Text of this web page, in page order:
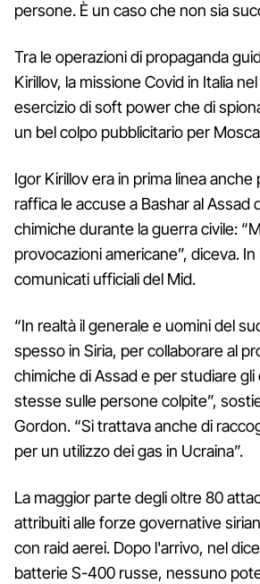
persone. È un caso che non sia
Tra le operazioni di propaganda
Kirillov, la missione Covid in Italia
esercizio di soft power che di
un bel colpo pubblicitario per
Igor Kirillov era in prima linea
raffica le accuse a Bashar al Assad
chimiche durante la guerra civile:
provocazioni americane”, diceva. In
comunicati ufficiali del Mid.
“In realtà il generale e uomini del
spesso in Siria, per collaborare al
chimiche di Assad e per studiare
stesse sulle persone colpite”,
Gordon. “Si trattava anche di
per un utilizzo dei gas in Ucraina”.
La maggior parte degli oltre 80
attribuiti alle forze governative
con raid aerei. Dopo l'arrivo, nel
batterie S-400 russe, nessuno